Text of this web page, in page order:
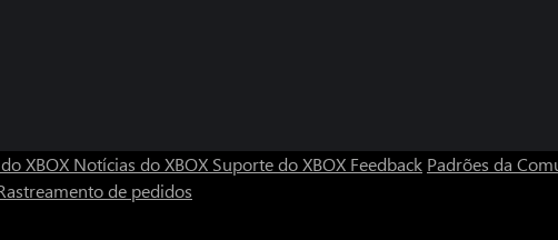
XBOX Notícias do XBOX Suporte do XBOX Feedback Padrões da
de pedidos